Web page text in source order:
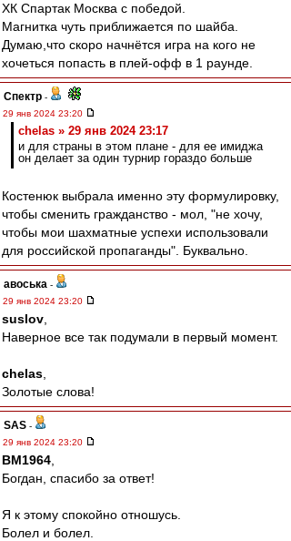
ХК Спартак Москва с победой.
Магнитка чуть приближается по шайба.
Думаю,что скоро начнётся игра на кого не
хочеться попасть в плей-офф в 1 раунде.
Спектр -
29 янв 2024 23:20
chelas » 29 янв 2024 23:17
и для страны в этом плане - для ее имиджа
он делает за один турнир гораздо больше
Костенюк выбрала именно эту формулировку,
чтобы сменить гражданство - мол, "не хочу,
чтобы мои шахматные успехи использовали
для российской пропаганды". Буквально.
авоська -
29 янв 2024 23:20
suslov
Наверное все так подумали в первый момент.
chelas
Золотые слова!
SAS -
29 янв 2024 23:20
BM1964
Богдан, спасибо за ответ!
Я к этому спокойно отношусь.
Болел и болел.